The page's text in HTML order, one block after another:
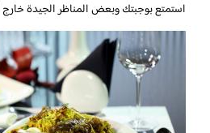
استمتع بوجبتك وبعض المناظر الجيدة